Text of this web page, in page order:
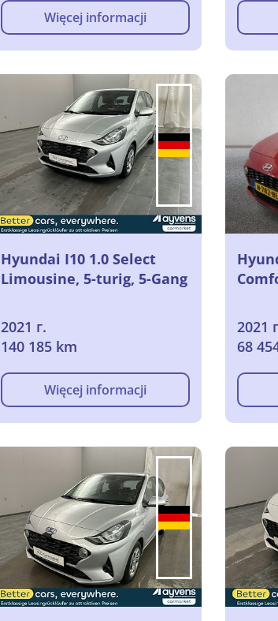
Więcej informacji
Hyundai I10 1.0 Select
Limousine, 5-turig, 5-Gang
2021 г.
140 185 km
Więcej informacji
2021
68